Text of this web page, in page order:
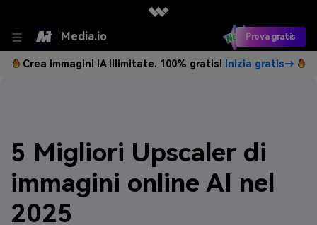
Media.io Prova gratis
Crea immagini IA illimitate. 100% gratis! Inizia gratis→
5 Migliori Upscaler di
immagini online AI nel
2025